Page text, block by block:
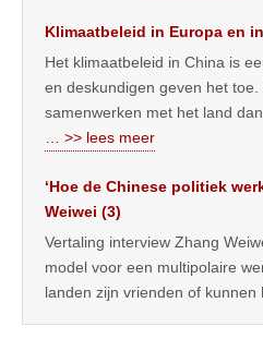
Klimaatbeleid in Europa en
Het klimaatbeleid in China is
en deskundigen geven het
samenwerken met het land
… >> lees meer
‘Hoe de Chinese politiek
Weiwei (3)
Vertaling interview Zhang
model voor een multipolaire
landen zijn vrienden of kunnen